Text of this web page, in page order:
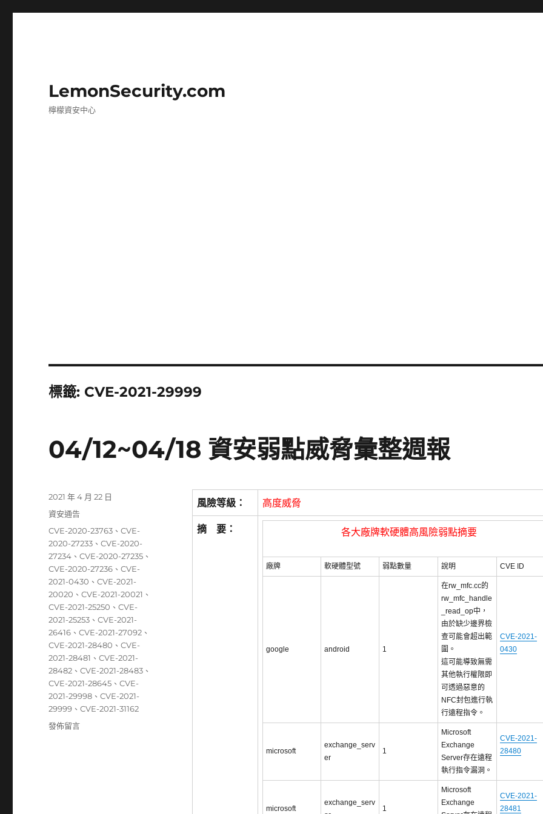
LemonSecurity.com
檸檬資安中心
標籤: CVE-2021-29999
04/12~04/18 資安弱點威脅彙整週報
風險等級： 高度威脅
摘 要： 各大廠牌軟硬體高風險弱點摘要
廠牌 軟硬體型號 弱點數量 說明 CVE ID
google android 1
在rw_mfc.cc的
rw_mfc_handle
_read_op中，
由於缺少邊界檢
查可能會超出範
圍。
這可能導致無需
其他執行權限即
可透過惡意的
NFC封包進行執
行遠程指令。
CVE-2021-
0430
microsoft
exchange_serv
er
1
Microsoft
Exchange
Server存在遠程
執行指令漏洞。
CVE-2021-
28480
microsoft
exchange_serv
1
Microsoft
Exchange
CVE-2021-
28481
發
佈
期:
2021 年 4 月 22 日
分
資安通告
標
籤
CVE-2020-23763 、CVE-
2020-27233 、CVE-2020-
27234 、CVE-2020-27235 、
CVE-2020-27236 、CVE-
2021-0430 、CVE-2021-
20020 、CVE-2021-20021 、
CVE-2021-25250 、CVE-
2021-25253 、CVE-2021-
26416 、CVE-2021-27092 、
CVE-2021-28480 、CVE-
2021-28481 、CVE-2021-
28482 、CVE-2021-28483 、
CVE-2021-28645 、CVE-
2021-29998 、CVE-2021-
29999 、CVE-2021-31162
在
發佈留言